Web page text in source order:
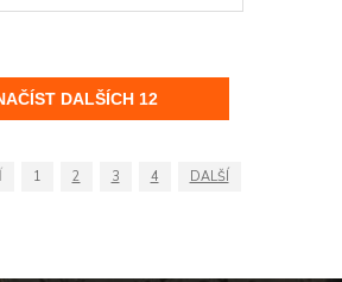
1 2 3 4 DALŠÍ